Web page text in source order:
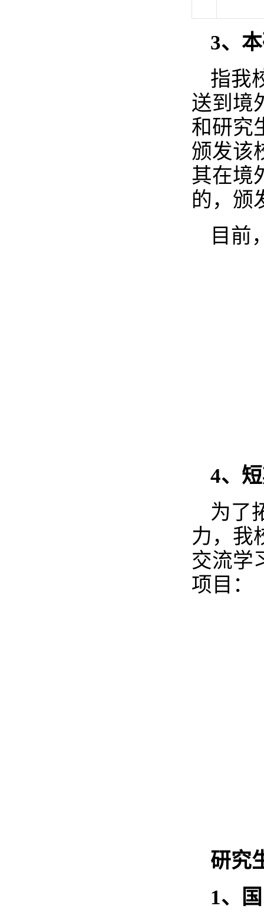
3、
指我
送到境
和研究
颁发该
其在境
的，颁
目前
4、
为了
力，我
交流学
项目：
研究
1、